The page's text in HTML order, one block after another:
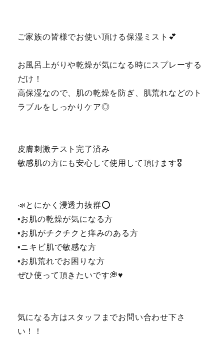
ご家族の皆様でお使い頂ける保湿ミスト💕
お風呂上がりや乾燥が気になる時にスプレーする
だけ！
高保湿なので、肌の乾燥を防ぎ、肌荒れなどのト
ラブルをしっかりケア◎
皮膚刺激テスト完了済み
敏感肌の方にも安心して使用して頂けます🎖
📣とにかく浸透力抜群⭕️
▪️お肌の乾燥が気になる方
▪️お肌がチクチクと痒みのある方
▪️ニキビ肌で敏感な方
▪️お肌荒れでお困りな方
ぜひ使って頂きたいです💭♥️
気になる方はスタッフまでお問い合わせ下さ
い！！